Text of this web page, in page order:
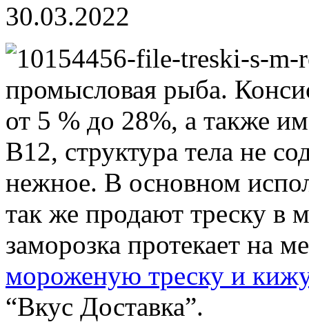
30.03.2022
промысловая рыба.
от 5 % до 28%, а также
B12, структура тела не
нежное. В основном
так же продают треску в
заморозка протекает на
мороженую треску и
“Вкус Доставка”.